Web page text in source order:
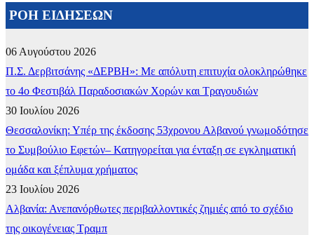
ΡΟΗ ΕΙΔΗΣΕΩΝ
06 Αυγούστου 2026
Π.Σ. Δερβιτσάνης «ΔΕΡΒΗ»: Με απόλυτη επιτυχία ολοκληρώθηκε
το 4ο Φεστιβάλ Παραδοσιακών Χορών και Τραγουδιών
30 Ιουλίου 2026
Θεσσαλονίκη: Υπέρ της έκδοσης 53χρονου Αλβανού γνωμοδότησε
το Συμβούλιο Εφετών– Κατηγορείται για ένταξη σε εγκληματική
ομάδα και ξέπλυμα χρήματος
23 Ιουλίου 2026
Αλβανία: Ανεπανόρθωτες περιβαλλοντικές ζημιές από το σχέδιο
της οικογένειας Τραμπ